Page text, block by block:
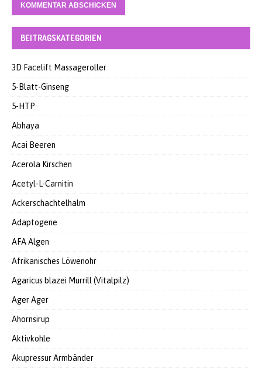
BEITRAGSKATEGORIEN
3D Facelift Massageroller
5-Blatt-Ginseng
5-HTP
Abhaya
Acai Beeren
Acerola Kirschen
Acetyl-L-Carnitin
Ackerschachtelhalm
Adaptogene
AFA Algen
Afrikanisches Löwenohr
Agaricus blazei Murrill (Vitalpilz)
Ager Ager
Ahornsirup
Aktivkohle
Akupressur Armbänder